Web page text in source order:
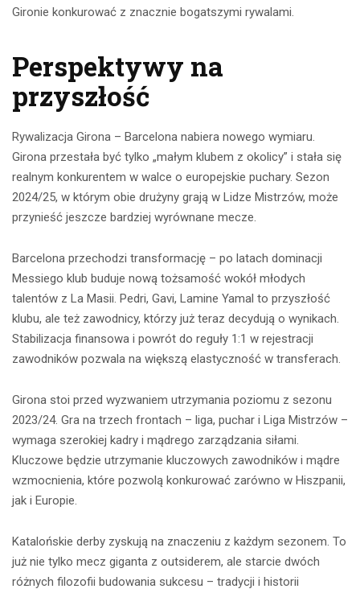
Gironie konkurować z znacznie bogatszymi rywalami.
Perspektywy na
przyszłość
Rywalizacja Girona – Barcelona nabiera nowego wymiaru.
Girona przestała być tylko „małym klubem z okolicy” i stała się
realnym konkurentem w walce o europejskie puchary. Sezon
2024/25, w którym obie drużyny grają w Lidze Mistrzów, może
przynieść jeszcze bardziej wyrównane mecze.
Barcelona przechodzi transformację – po latach dominacji
Messiego klub buduje nową tożsamość wokół młodych
talentów z La Masii. Pedri, Gavi, Lamine Yamal to przyszłość
klubu, ale też zawodnicy, którzy już teraz decydują o wynikach.
Stabilizacja finansowa i powrót do reguły 1:1 w rejestracji
zawodników pozwala na większą elastyczność w transferach.
Girona stoi przed wyzwaniem utrzymania poziomu z sezonu
2023/24. Gra na trzech frontach – liga, puchar i Liga Mistrzów –
wymaga szerokiej kadry i mądrego zarządzania siłami.
Kluczowe będzie utrzymanie kluczowych zawodników i mądre
wzmocnienia, które pozwolą konkurować zarówno w Hiszpanii,
jak i Europie.
Katalońskie derby zyskują na znaczeniu z każdym sezonem. To
już nie tylko mecz giganta z outsiderem, ale starcie dwóch
różnych filozofii budowania sukcesu – tradycji i historii